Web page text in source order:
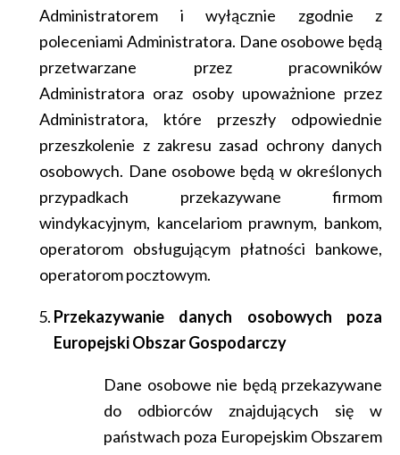
Administratorem i wyłącznie zgodnie z
poleceniami Administratora. Dane osobowe będą
przetwarzane przez pracowników
Administratora oraz osoby upoważnione przez
Administratora, które przeszły odpowiednie
przeszkolenie z zakresu zasad ochrony danych
osobowych. Dane osobowe będą w określonych
przypadkach przekazywane firmom
windykacyjnym, kancelariom prawnym, bankom,
operatorom obsługującym płatności bankowe,
operatorom pocztowym.
Przekazywanie danych osobowych poza
Europejski Obszar Gospodarczy
Dane osobowe nie będą przekazywane
do odbiorców znajdujących się w
państwach poza Europejskim Obszarem